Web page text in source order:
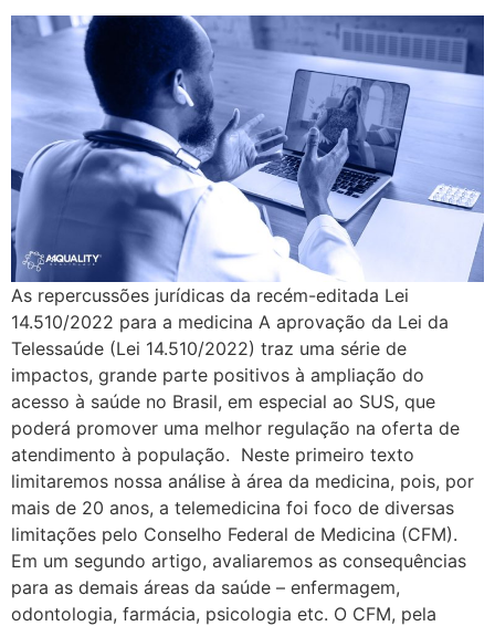
As repercussões jurídicas da recém-editada Lei
14.510/2022 para a medicina A aprovação da Lei da
Telessaúde (Lei 14.510/2022) traz uma série de
impactos, grande parte positivos à ampliação do
acesso à saúde no Brasil, em especial ao SUS, que
poderá promover uma melhor regulação na oferta de
atendimento à população. Neste primeiro texto
limitaremos nossa análise à área da medicina, pois, por
mais de 20 anos, a telemedicina foi foco de diversas
limitações pelo Conselho Federal de Medicina (CFM).
Em um segundo artigo, avaliaremos as consequências
para as demais áreas da saúde – enfermagem,
odontologia, farmácia, psicologia etc. O CFM, pela